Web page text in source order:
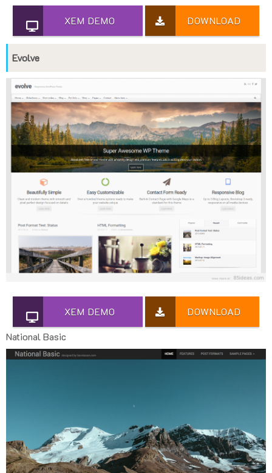
XEM DEMO DOWNLOAD
Evolve
XEM DEMO DOWNLOAD
National Basic